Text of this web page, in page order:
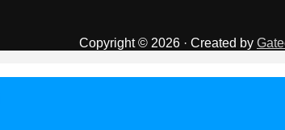
Copyright © 2026 · Created by